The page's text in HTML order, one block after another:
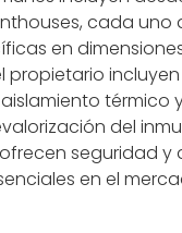
cada uno
en
propietario
térmico
del
seguridad y
en el